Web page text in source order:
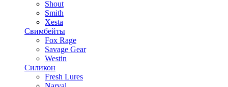
Shout
Smith
Xesta
Свимбейты
Fox Rage
Savage Gear
Westin
Силикон
Fresh Lures